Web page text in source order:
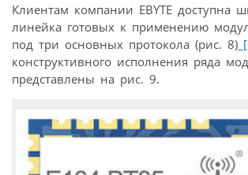
Клиентам компании EBYTE доступна
линейка готовых к применению
под три основных протокола (рис. 8)
конструктивного исполнения ряда
представлены на рис. 9.